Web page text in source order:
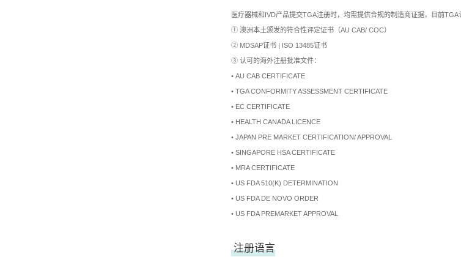
医疗器械和IVD产品提交TGA注册时，均需提供合规的制造商证据，目前TGA
① 澳洲本土颁发的符合性评定证书（AU CAB/ COC）
② MDSAP证书 | ISO 13485证书
③ 认可的海外注册批准文件：
• AU CAB CERTIFICATE
• TGA CONFORMITY ASSESSMENT CERTIFICATE
• EC CERTIFICATE
• HEALTH CANADA LICENCE
• JAPAN PRE MARKET CERTIFICATION/ APPROVAL
• SINGAPORE HSA CERTIFICATE
• MRA CERTIFICATE
• US FDA 510(K) DETERMINATION
• US FDA DE NOVO ORDER
• US FDA PREMARKET APPROVAL
注册语言